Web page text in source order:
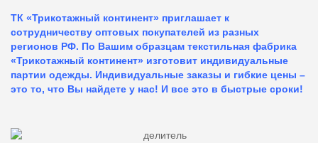
ТК «Трикотажный континент» приглашает к
сотрудничеству оптовых покупателей из разных
регионов РФ. По Вашим образцам текстильная фабрика
«Трикотажный континент» изготовит индивидуальные
партии одежды. Индивидуальные заказы и гибкие цены –
это то, что Вы найдете у нас! И все это в быстрые сроки!